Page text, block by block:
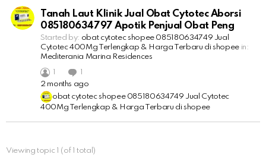
Tanah Laut Klinik Jual Obat Cytotec Aborsi
085180634797 Apotik Penjual Obat Peng
Started by: obat cytotec shopee 085180634749 Jual
Cytotec 400Mg Terlengkap & Harga Terbaru di shopee in:
Mediterania Marina Residences
1
1
2 months ago
obat cytotec shopee 085180634749 Jual Cytotec
400Mg Terlengkap & Harga Terbaru di shopee
Viewing topic 1 (of 1 total)